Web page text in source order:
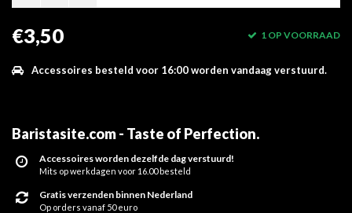
€3,50 1 OP VOORRAAD
Accessoires besteld voor 16:00 worden vandaag verstuurd.
Baristasite.com - Taste of Perfection.
Accessoires worden dezelfde dag verstuurd!
Mits op werkdagen voor 16.00 besteld
Gratis verzenden binnen Nederland
Op orders vanaf 50 euro